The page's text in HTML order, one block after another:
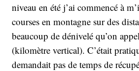
niveau en été j’ai commencé à
courses en montagne sur des
beaucoup de dénivelé qu’on
(kilomètre vertical). C’était
demandait pas de temps de